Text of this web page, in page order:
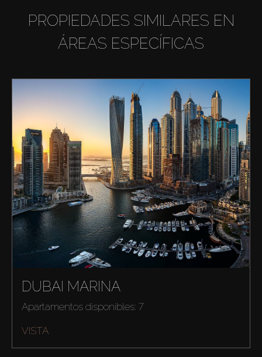
PROPIEDADES SIMILARES EN
ÁREAS ESPECÍFICAS
DUBAI MARINA
Apartamentos disponibles: 7
VISTA